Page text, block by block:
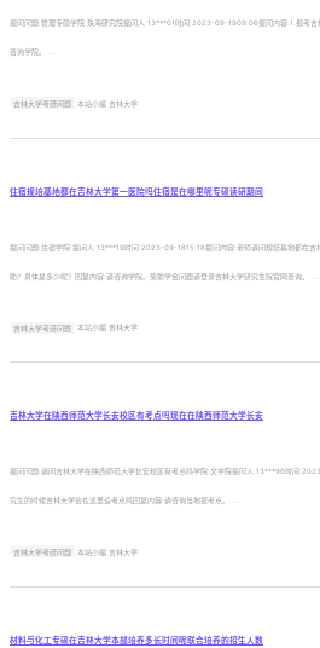
提问问题:管理专硕学院:珠海研究院提问人:13***01时间:2023-09-1909:06提问内容:1.报考吉
咨询学院。 ...
吉林大学考研问题 本站小编 吉林大学
住宿规培基地都在吉林大学第一医院吗住宿是在哪里呢专硕读研期间
提问问题:住宿学院:提问人:13***19时间:2023-09-1815:18提问内容:老师请问规培基地都在吉
助？具体是多少呢？回复内容:请咨询学院。奖助学金问题请登录吉林大学研究生院官网查询。 ...
吉林大学考研问题 本站小编 吉林大学
吉林大学在陕西师范大学长安校区有考点吗现在在陕西师范大学长安
提问问题:请问吉林大学在陕西师范大学长安校区有考点吗学院:文学院提问人:13***96时间
究生的时候吉林大学会在这里设考点吗回复内容:请咨询当地报考点。 ...
吉林大学考研问题 本站小编 吉林大学
材料与化工专硕在吉林大学本部培养多长时间呢联合培养的招生人数